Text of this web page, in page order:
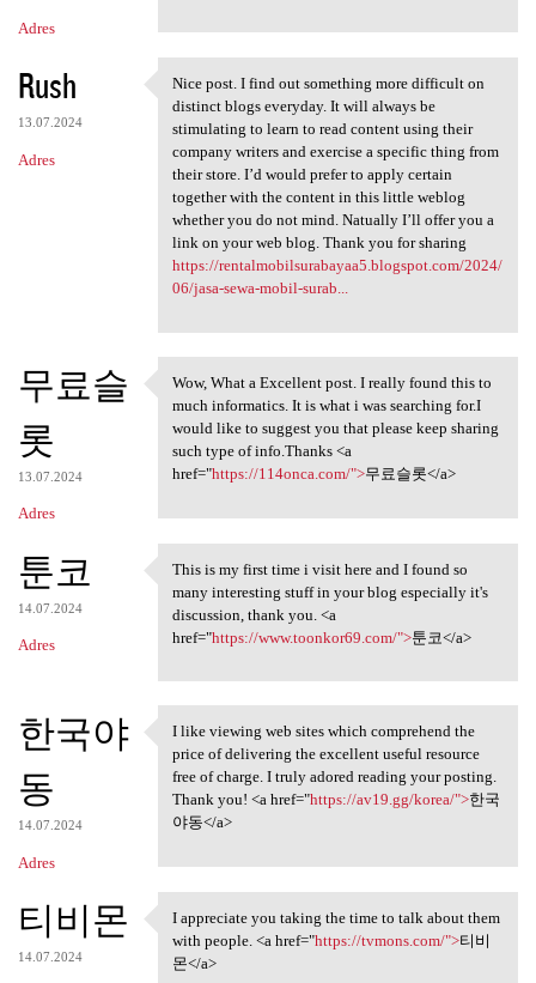
Adres
Rush
13.07.2024
Adres
Nice post. I find out
Nice post. I find out something more difficult on
distinct blogs everyday. It will always be
stimulating to learn to read content using their
company writers and exercise a specific thing from
their store. I’d would prefer to apply certain
together with the content in this little weblog
whether you do not mind. Natually I’ll offer you a
link on your web blog. Thank you for sharing
https://rentalmobilsurabayaa5.blogspot.com/2024/
06/jasa-sewa-mobil-surab...
무료슬
롯
13.07.2024
Adres
Wow, What a Excellent post. I
Wow, What a Excellent post. I really found this to
much informatics. It is what i was searching for.I
would like to suggest you that please keep sharing
such type of info.Thanks <a
href="https://114onca.com/">무료슬롯</a>
툰코
14.07.2024
Adres
This is my first time i visit
This is my first time i visit here and I found so
many interesting stuff in your blog especially it's
discussion, thank you. <a
href="https://www.toonkor69.com/">툰코</a>
한국야
동
14.07.2024
Adres
I like viewing web sites
I like viewing web sites which comprehend the
price of delivering the excellent useful resource
free of charge. I truly adored reading your posting.
Thank you! <a href="https://av19.gg/korea/">한국
야동</a>
티비몬
14.07.2024
I appreciate you taking the
I appreciate you taking the time to talk about them
with people. <a href="https://tvmons.com/">티비
몬</a>